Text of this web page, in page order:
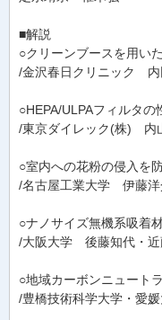
■解説
○クリーンブースを用い
/金沢春日クリニック 内
○HEPA/ULPAフィルタ
/東京ダイレック(株) 内
○室内への花粉の侵入を
/名古屋工業大学 伊藤洋
○ナノサイズ無機系吸着
/大阪大学 後藤知代・近
○地域カーボンニュート
/豊橋技術科学大学・愛